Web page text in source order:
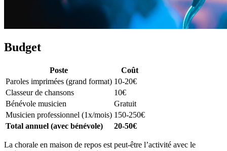
Budget
Poste
Coût
Paroles imprimées (grand format) 10-20€
Classeur de chansons
10€
Bénévole musicien
Gratuit
Musicien professionnel (1x/mois) 150-250€
Total annuel (avec bénévole)
20-50€
La chorale en maison de repos est peut-être l’activité avec le